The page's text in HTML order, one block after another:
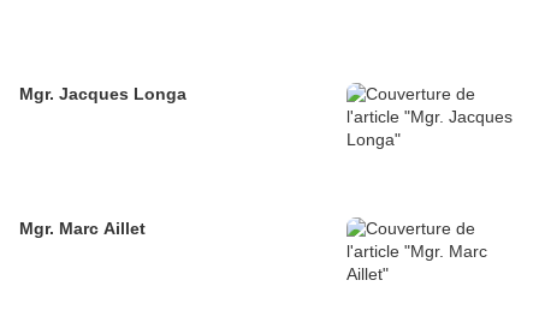
Mgr. Jacques Longa
Mgr. Marc Aillet